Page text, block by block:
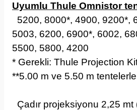
Uyumlu Thule Omnistor
5200, 8000*, 4900, 9200*,
5003, 6200, 6900*, 6002,
5500, 5800, 4200
* Gerekli: Thule Projection
**5.00 m ve 5.50 m
Çadır projeksiyonu 2,25 mt